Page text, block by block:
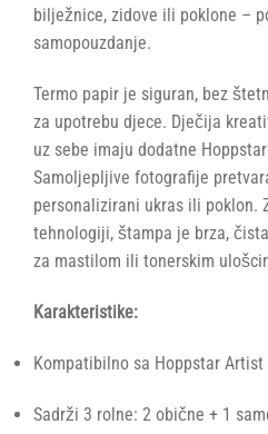
bilježnice, zidove ili poklone –
samopouzdanje.
Termo papir je siguran, bez
za upotrebu djece. Dječija
uz sebe imaju dodatne
Samoljepljive fotografije
personalizirani ukras ili poklon.
tehnologiji, štampa je brza,
za mastilom ili tonerskim
Karakteristike:
Kompatibilno sa Hoppstar Artist
Sadrži 3 rolne: 2 obične + 1